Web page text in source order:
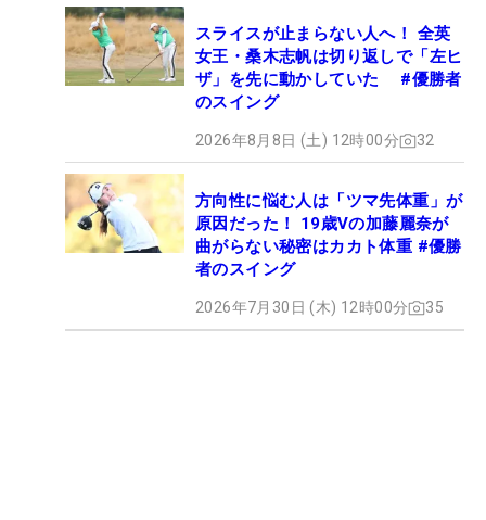
スライスが止まらない人へ！ 全英
女王・桑木志帆は切り返しで「左ヒ
ザ」を先に動かしていた #優勝者
のスイング
2026年8月8日 (土) 12時00分 32
方向性に悩む人は「ツマ先体重」が
原因だった！ 19歳Vの加藤麗奈が
曲がらない秘密はカカト体重 #優勝
者のスイング
2026年7月30日 (木) 12時00分 35